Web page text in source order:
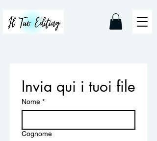
Invia qui i tuoi file
Nome *
Cognome